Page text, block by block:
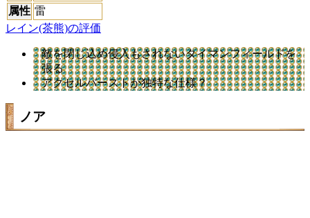
属性 雷
レイン(茶熊)の評価
敵を閉じ込め侵入もされないタイマンフィールドを
張る
アクセルバーストが独特な仕様？
ノア